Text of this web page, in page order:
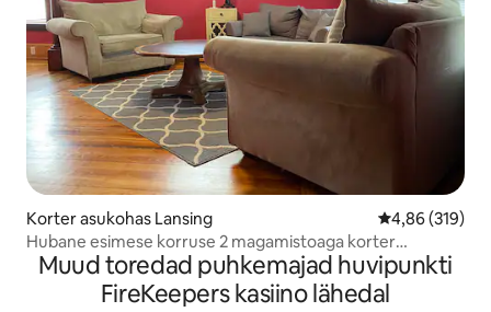
Korter asukohas Lansing Keskmine
4,86 (319)
Hubane esimese korruse 2 magamistoaga korter
vanalinna lähedal
Muud toredad puhkemajad huvipunkti
FireKeepers kasiino lähedal